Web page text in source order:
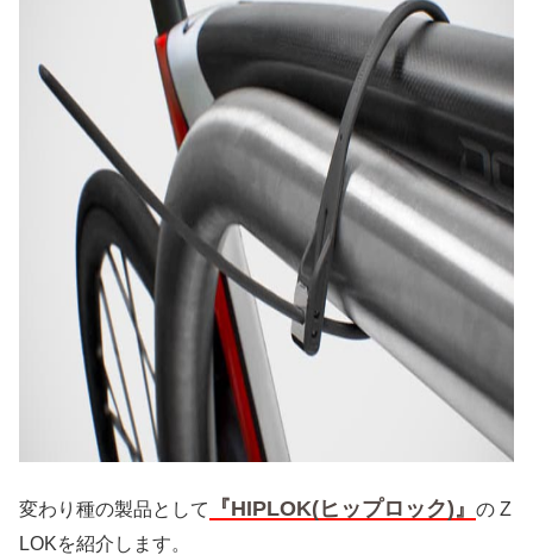
変わり種の製品として 『HIPLOK(ヒップロック)』 の Z
LOKを紹介します。